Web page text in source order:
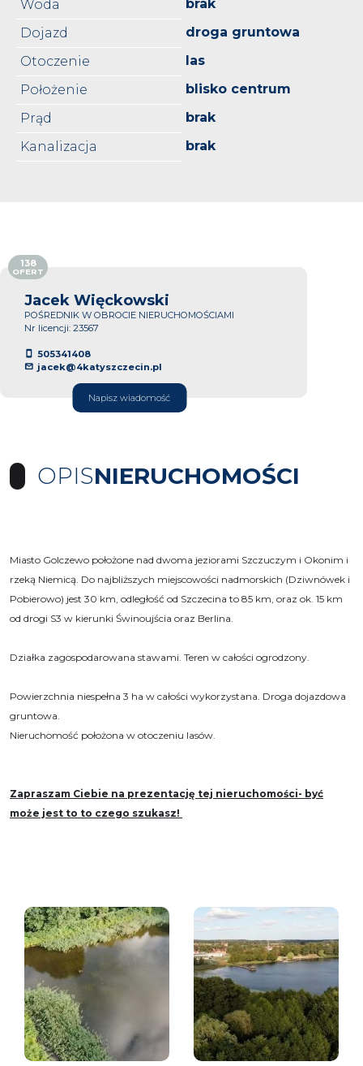
Woda
brak
Dojazd
droga gruntowa
Otoczenie
las
Położenie
blisko centrum
Prąd
brak
Kanalizacja
brak
Jacek Więckowski
POŚREDNIK W OBROCIE NIERUCHOMOŚCIAMI
Nr licencji: 23567
505341408
jacek@4katyszczecin.pl
Napisz wiadomość
138
OFERT
OPISNIERUCHOMOŚCI
Miasto Golczewo położone nad dwoma jeziorami Szczuczym i Okonim i
rzeką Niemicą. Do najbliższych miejscowości nadmorskich (Dziwnówek i
Pobierowo) jest 30 km, odległość od Szczecina to 85 km, oraz ok. 15 km
od drogi S3 w kierunki Świnoujścia oraz Berlina.
Działka zagospodarowana stawami. Teren w całości ogrodzony.
Powierzchnia niespełna 3 ha w całości wykorzystana. Droga dojazdowa
gruntowa.
Nieruchomość położona w otoczeniu lasów.
Zapraszam Ciebie na prezentację tej nieruchomości- być
może jest to to czego szukasz!